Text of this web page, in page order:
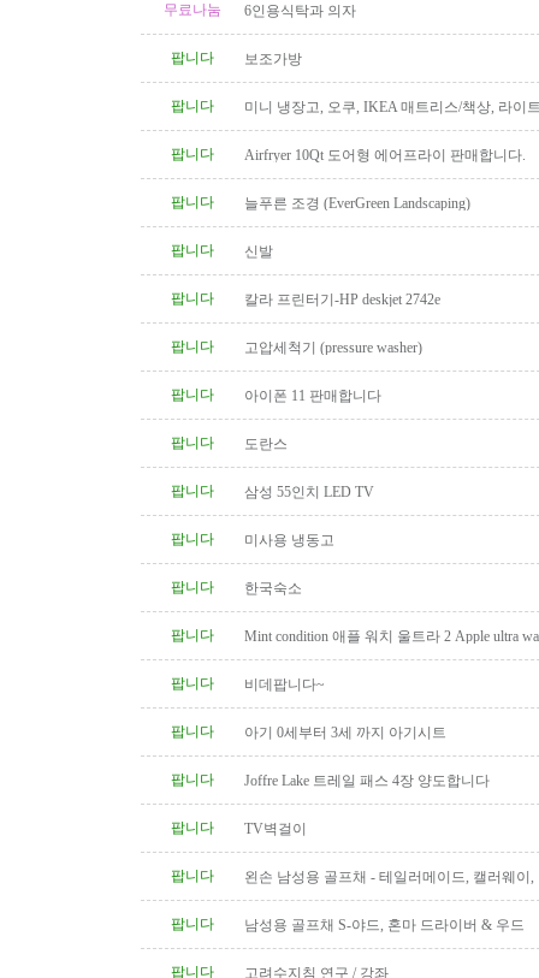
무료나눔 6인용식탁과 의자
팝니다 보조가방
팝니다 미니 냉장고, 오쿠, IKEA 매트리스/책상, 라이
팝니다 Airfryer 10Qt 도어형 에어프라이 판매합니다.
팝니다 늘푸른 조경 (EverGreen Landscaping)
팝니다 신발
팝니다 칼라 프린터기-HP deskjet 2742e
팝니다 고압세척기 (pressure washer)
팝니다 아이폰 11 판매합니다
팝니다 도란스
팝니다 삼성 55인치 LED TV
팝니다 미사용 냉동고
팝니다 한국숙소
팝니다 Mint condition 애플 워치 울트라 2 Apple ultra
팝니다 비데팝니다~
팝니다 아기 0세부터 3세 까지 아기시트
팝니다 Joffre Lake 트레일 패스 4장 양도합니다
팝니다 TV벽걸이
팝니다
왼손 남성용 골프채 - 테일러메이드, 캘러웨이,
팝니다
남성용 골프채 S-야드, 혼마 드라이버 & 우드
팝니다 고려수지침 연구 / 강좌